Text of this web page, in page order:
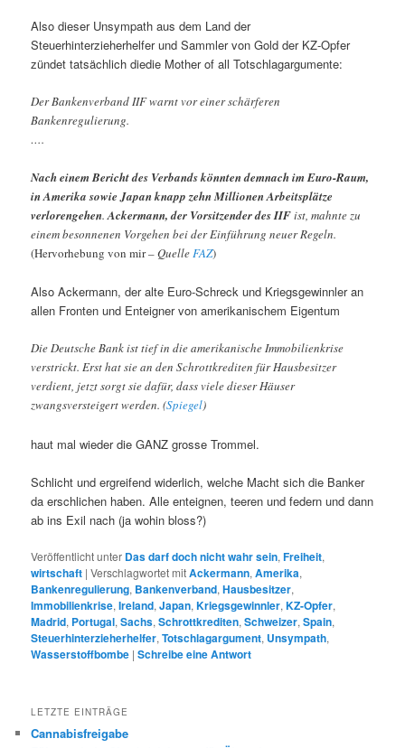
Also dieser Unsympath aus dem Land der
Steuerhinterzieherhelfer und Sammler von Gold der KZ-Opfer
zündet tatsächlich diedie Mother of all Totschlagargumente:
Der Bankenverband IIF warnt vor einer schärferen
Bankenregulierung.
….
Nach einem Bericht des Verbands könnten demnach im Euro-Raum,
in Amerika sowie Japan knapp zehn Millionen Arbeitsplätze
verlorengehen.Ackermann, der Vorsitzender des IIFist, mahnte zu
einem besonnenen Vorgehen bei der Einführung neuer Regeln.
(Hervorhebung von mir –QuelleFAZ)
Also Ackermann, der alte Euro-Schreck und Kriegsgewinnler an
allen Fronten und Enteigner von amerikanischem Eigentum
Die Deutsche Bank ist tief in die amerikanische Immobilienkrise
verstrickt. Erst hat sie an den Schrottkrediten für Hausbesitzer
verdient, jetzt sorgt sie dafür, dass viele dieser Häuser
zwangsversteigert werden. (Spiegel)
haut mal wieder die GANZ grosse Trommel.
Schlicht und ergreifend widerlich, welche Macht sich die Banker
da erschlichen haben. Alle enteignen, teeren und federn und dann
ab ins Exil nach (ja wohin bloss?)
Veröffentlicht unter Das darf doch nicht wahr sein,Freiheit,
wirtschaft |Verschlagwortet mitAckermann,Amerika,
Bankenregulierung, Bankenverband,Hausbesitzer,
Immobilienkrise,Ireland,Japan,Kriegsgewinnler,KZ-Opfer,
Madrid, Portugal,Sachs,Schrottkrediten,Schweizer,Spain,
Steuerhinterzieherhelfer,Totschlagargument, Unsympath,
Wasserstoffbombe |Schreibe eine Antwort
LETZTE EINTRÄGE
Cannabisfreigabe